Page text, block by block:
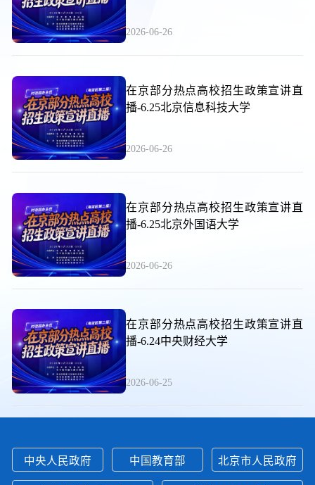
2026-06-26
在京部分热点高校招生政策宣讲直
播-6.25北京信息科技大学
2026-06-26
在京部分热点高校招生政策宣讲直
播-6.25北京外国语大学
2026-06-26
在京部分热点高校招生政策宣讲直
播-6.24中央财经大学
2026-06-25
中央人民政府 中国教育部 北京市人民政府